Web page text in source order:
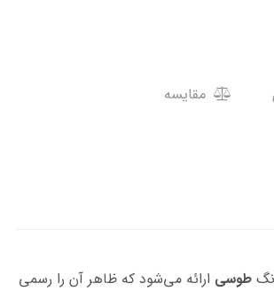
مقایسه
طوسی ارائه می‌شود که ظاهر آن را رسمی